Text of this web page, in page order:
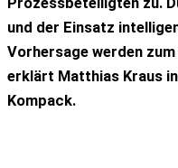
und der Einsatz
Vorhersage werden
erklärt Matthias Kraus
Kompack.